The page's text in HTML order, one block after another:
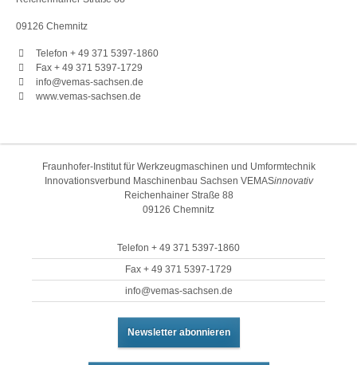
09126 Chemnitz
Telefon + 49 371 5397-1860
Fax + 49 371 5397-1729
info@vemas-sachsen.de
www.vemas-sachsen.de
Fraunhofer-Institut für Werkzeugmaschinen und Umformtechnik
Innovationsverbund Maschinenbau Sachsen VEMASinnovativ
Reichenhainer Straße 88
09126 Chemnitz
Telefon + 49 371 5397-1860
Fax + 49 371 5397-1729
info@vemas-sachsen.de
Newsletter abonnieren